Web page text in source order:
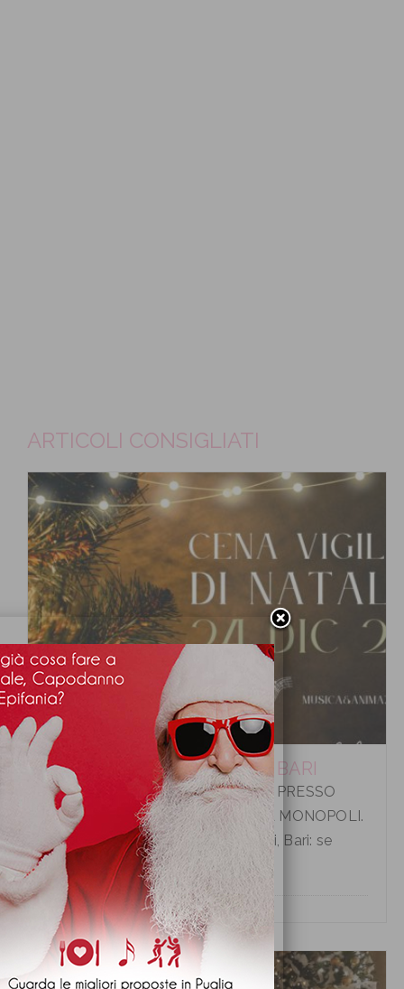
ARTICOLI CONSIGLIATI
CENA VIGILIA DI NATALE A BARI
CENA VIGILIA DI NATALE A BARI PRESSO
HOTEL LIDO TORRE EGNAZIA A MONOPOLI.
Cena Vigilia di Natale a Monopoli, Bari: se
desiderate tras...